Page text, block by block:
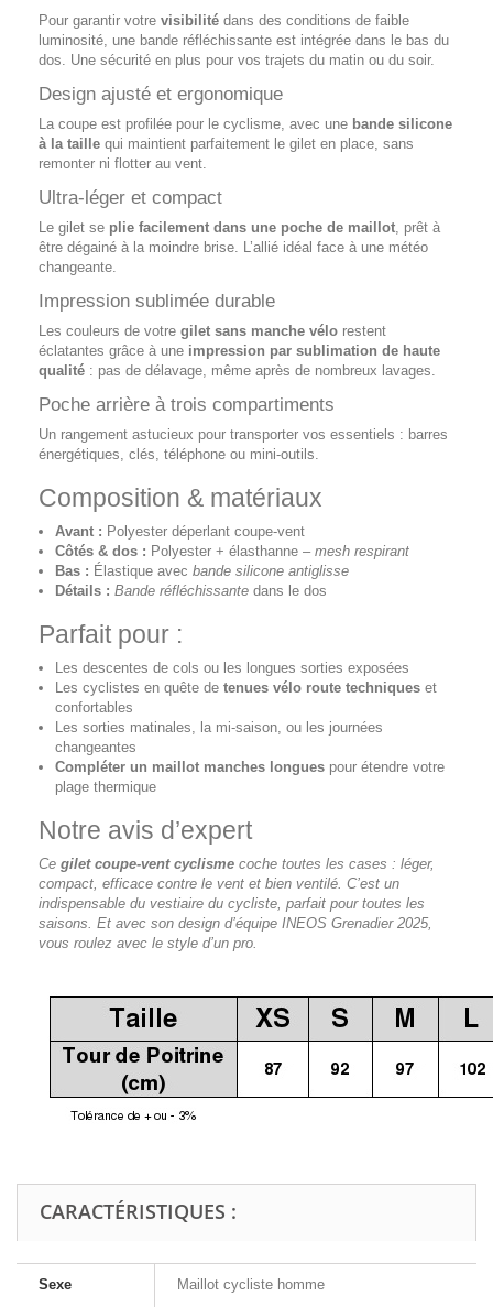
Pour garantir votre visibilité dans des conditions de faible
luminosité, une bande réfléchissante est intégrée dans le bas du
dos. Une sécurité en plus pour vos trajets du matin ou du soir.
Design ajusté et ergonomique
La coupe est profilée pour le cyclisme, avec une bande silicone
à la taille qui maintient parfaitement le gilet en place, sans
remonter ni flotter au vent.
Ultra-léger et compact
Le gilet se plie facilement dans une poche de maillot, prêt à
être dégainé à la moindre brise. L’allié idéal face à une météo
changeante.
Impression sublimée durable
Les couleurs de votre gilet sans manche vélo restent
éclatantes grâce à une impression par sublimation de haute
qualité : pas de délavage, même après de nombreux lavages.
Poche arrière à trois compartiments
Un rangement astucieux pour transporter vos essentiels : barres
énergétiques, clés, téléphone ou mini-outils.
Composition & matériaux
Avant : Polyester déperlant coupe-vent
Côtés & dos : Polyester + élasthanne – mesh respirant
Bas : Élastique avec bande silicone antiglisse
Détails : Bande réfléchissante dans le dos
Parfait pour :
Les descentes de cols ou les longues sorties exposées
Les cyclistes en quête de tenues vélo route techniques et
confortables
Les sorties matinales, la mi-saison, ou les journées
changeantes
Compléter un maillot manches longues pour étendre votre
plage thermique
Notre avis d’expert
Ce gilet coupe-vent cyclisme coche toutes les cases : léger,
compact, efficace contre le vent et bien ventilé. C’est un
indispensable du vestiaire du cycliste, parfait pour toutes les
saisons. Et avec son design d’équipe INEOS Grenadier 2025,
vous roulez avec le style d’un pro.
CARACTÉRISTIQUES :
Sexe Maillot cycliste homme